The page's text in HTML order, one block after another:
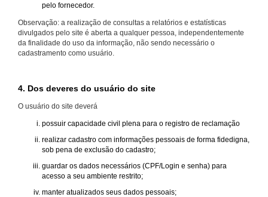
pelo fornecedor.
Observação: a realização de consultas a relatórios e estatísticas
divulgados pelo site é aberta a qualquer pessoa, independentemente
da finalidade do uso da informação, não sendo necessário o
cadastramento como usuário.
4. Dos deveres do usuário do site
O usuário do site deverá
possuir capacidade civil plena para o registro de reclamação
realizar cadastro com informações pessoais de forma fidedigna,
sob pena de exclusão do cadastro;
guardar os dados necessários (CPF/Login e senha) para
acesso a seu ambiente restrito;
manter atualizados seus dados pessoais;